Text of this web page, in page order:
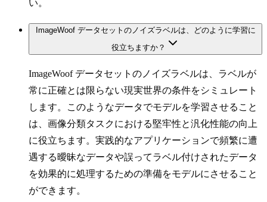
い。
ImageWoof データセットのノイズラベルは、どのように学習に
役立ちますか？
ImageWoof データセットのノイズラベルは、ラベルが
常に正確とは限らない現実世界の条件をシミュレート
します。このようなデータでモデルを学習させること
は、画像分類タスクにおける堅牢性と汎化性能の向上
に役立ちます。実践的なアプリケーションで頻繁に遭
遇する曖昧なデータや誤ってラベル付けされたデータ
を効果的に処理するための準備をモデルにさせること
ができます。